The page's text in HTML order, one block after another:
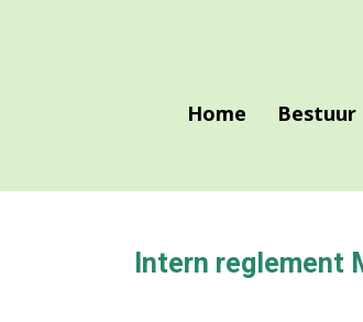
Home Bestuur
Intern reglement